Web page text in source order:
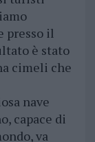
presso il
è stato
cimeli che
nave
capace di
va